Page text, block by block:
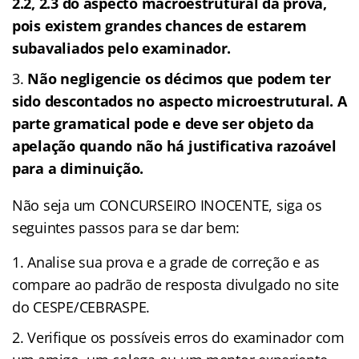
pois existem grandes chances de estarem
subavaliados pelo examinador.
Não negligencie os décimos que podem ter
sido descontados no aspecto microestrutural. A
parte gramatical pode e deve ser objeto da
apelação quando não há justificativa razoável
para a diminuição.
Não seja um CONCURSEIRO INOCENTE, siga os
seguintes passos para se dar bem:
Analise sua prova e a grade de correção e as
compare ao padrão de resposta divulgado no site
do CESPE/CEBRASPE.
Verifique os possíveis erros do examinador com